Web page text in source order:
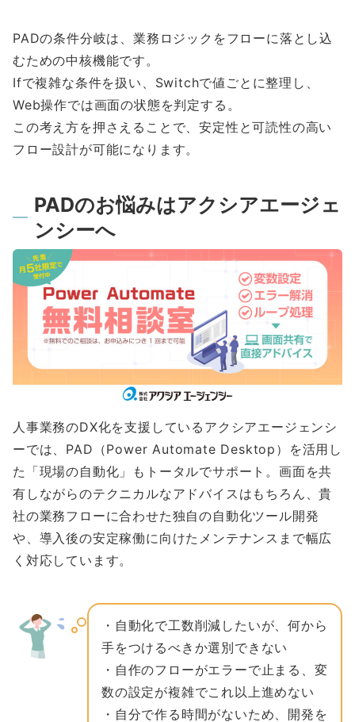
PADの条件分岐は、業務ロジックをフローに落とし込
むための中核機能です。
Ifで複雑な条件を扱い、Switchで値ごとに整理し、
Web操作では画面の状態を判定する。
この考え方を押さえることで、安定性と可読性の高い
フロー設計が可能になります。
PADのお悩みはアクシアエージェ
ンシーへ
人事業務のDX化を支援しているアクシアエージェンシ
ーでは、PAD（Power Automate Desktop）を活用し
た「現場の自動化」もトータルでサポート。画面を共
有しながらのテクニカルなアドバイスはもちろん、貴
社の業務フローに合わせた独自の自動化ツール開発
や、導入後の安定稼働に向けたメンテナンスまで幅広
く対応しています。
・自動化で工数削減したいが、何から
手をつけるべきか選別できない
・自作のフローがエラーで止まる、変
数の設定が複雑でこれ以上進めない
・自分で作る時間がないため、開発を